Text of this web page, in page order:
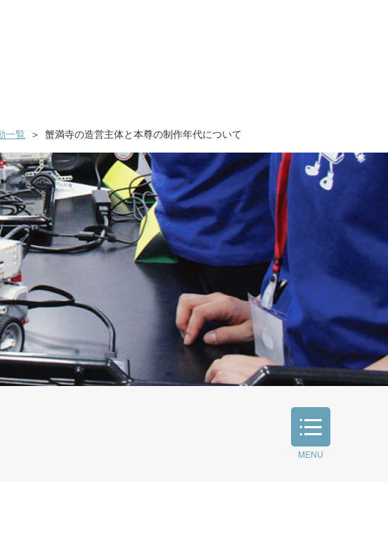
一覧 蟹満寺の造営主体と本尊の制作年代について
MENU